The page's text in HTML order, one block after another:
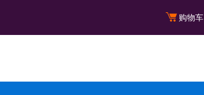
购物车